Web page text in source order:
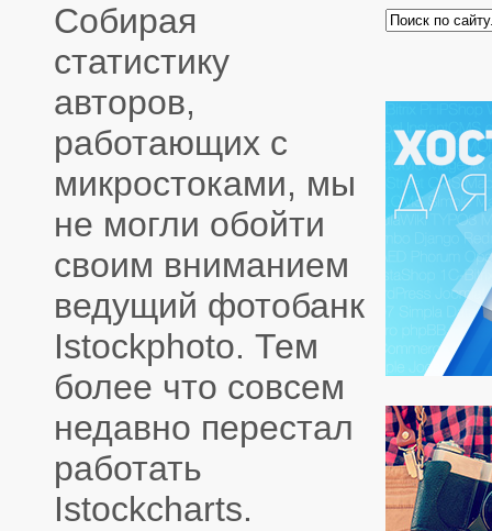
Собирая
статистику
авторов,
работающих с
микростоками, мы
не могли обойти
своим вниманием
ведущий фотобанк
Istockphoto. Тем
более что совсем
недавно перестал
работать
Istockcharts.